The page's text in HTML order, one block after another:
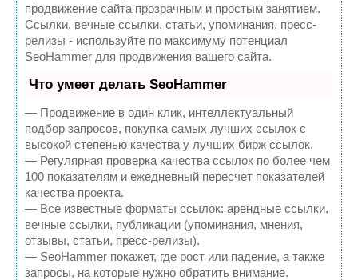
продвижение сайта прозрачным и простым занятием.
Ссылки, вечные ссылки, статьи, упоминания, пресс-
релизы - используйте по максимуму потенциал
SeoHammer для продвижения вашего сайта.
Что умеет делать SeoHammer
— Продвижение в один клик, интеллектуальный
подбор запросов, покупка самых лучших ссылок с
высокой степенью качества у лучших бирж ссылок.
— Регулярная проверка качества ссылок по более чем
100 показателям и ежедневный пересчет показателей
качества проекта.
— Все известные форматы ссылок: арендные ссылки,
вечные ссылки, публикации (упоминания, мнения,
отзывы, статьи, пресс-релизы).
— SeoHammer покажет, где рост или падение, а также
запросы, на которые нужно обратить внимание.